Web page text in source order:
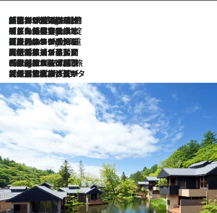
9 Hours Ago
「荷物が増えるほど旅ストレスは増す」美容ジャーナリストがたどり着いた最終結論。“化粧品を劇的に減らす”感動の凝縮美容とは
9 Hours Ago
「旅先には金髪ウィッグを持参」日本と同じメイクでは損してる!? 美容ジャーナリストが提案する“掟破りの旅美容”とは
9 Hours Ago
【厳選旅コスメ】「身軽さ＆UV対策重視！」ヘアアーティストshucoが選んだ夏旅ベストコスメを発表【Mサイズジップ】
2026.8.5
【厳選旅コスメ】国内をあちこち移動する河井菜摘が選んだ夏旅ベストコスメ発表！「リラックスアイテムはマスト」【Mサイズジップ】
2026.8.4
【厳選旅コスメ】「紫外線＆乾燥対策しながらメイク感も！」ヘア＆メイクGeorgeが選んだ夏旅ベストコスメを発表！【Mサイズジップ】
2026.8.3
【厳選旅コスメ】「保湿もタイパ重視！」“サウナ好き”タレント清水みさとが愛用する夏旅ベストコスメを発表！【Mサイズジップ】